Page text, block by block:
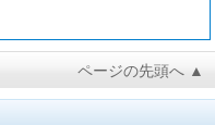
ページの先頭へ ▲